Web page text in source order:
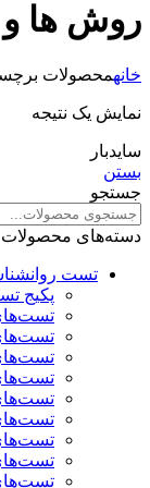
روش ها و
خانهمحصولات
نمایش یک نتیجه
سایدبار
بستن
جستجو
دسته‌های محصولات
تست
پکیج